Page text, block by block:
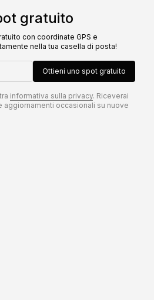
gratuito
con coordinate GPS e
nella tua casella di posta!
Ottieni uno spot gratuito
informativa sulla privacy. Riceverai
aggiornamenti occasionali su nuove